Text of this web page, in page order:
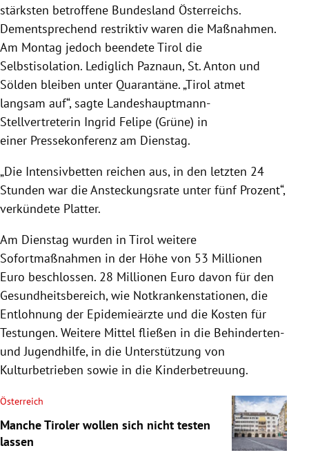
stärksten betroffene Bundesland Österreichs.
Dementsprechend restriktiv waren die Maßnahmen.
Am Montag jedoch beendeteTirol die
Selbstisolation. Lediglich Paznaun, St. Anton und
Sölden bleiben unter Quarantäne. „Tirol atmet
langsam auf“, sagte Landeshauptmann-
Stellvertreterin Ingrid Felipe (Grüne) in
einer Pressekonferenz am Dienstag.
„Die Intensivbetten reichen aus, in den letzten 24
Stunden war die Ansteckungsrate unter fünf Prozent“,
verkündete Platter.
Am Dienstag wurden in Tirol weitere
Sofortmaßnahmen in der Höhe von 53 Millionen
Euro beschlossen. 28 Millionen Euro davon für den
Gesundheitsbereich, wie Notkrankenstationen, die
Entlohnung der Epidemieärzte und die Kosten für
Testungen. Weitere Mittel fließen in die Behinderten-
und Jugendhilfe, in die Unterstützung von
Kulturbetrieben sowie in die Kinderbetreuung.
Österreich
Manche Tiroler wollen sich nicht testen
lassen